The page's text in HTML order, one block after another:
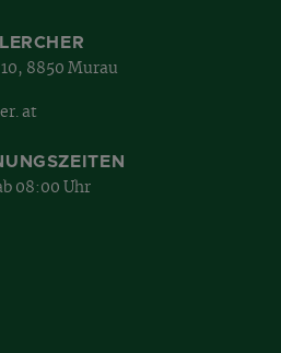
8850 Murau
at
08:00 Uhr